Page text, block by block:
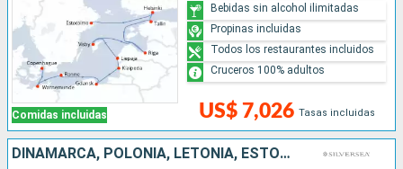
Comidas incluidas US$ 7,026 Tasas incluidas
Bebidas sin alcohol ilimitadas
Propinas incluidas
Todos los restaurantes incluidos
Cruceros 100% adultos
DINAMARCA, POLONIA, LETONIA, ESTONIA, FINLANDIA, SUECIA